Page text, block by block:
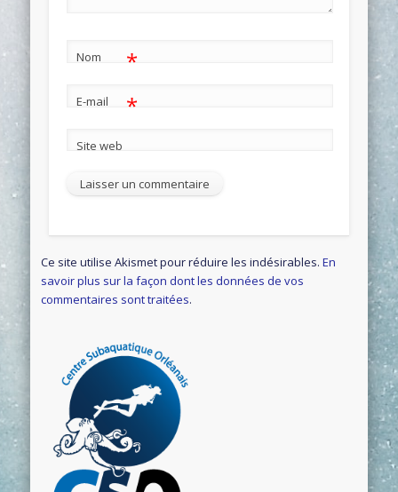
Nom *
E-mail *
Site web
Ce site utilise Akismet pour réduire les indésirables.En
savoir plus sur la façon dont les données de vos
commentaires sont traitées.